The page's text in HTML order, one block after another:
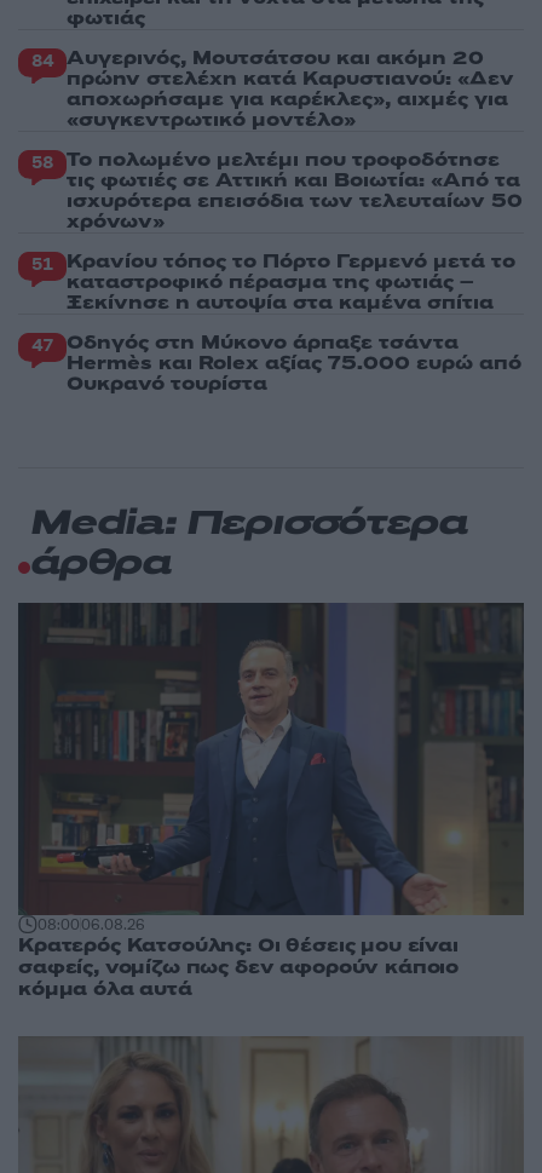
φωτιάς
84 Αυγερινός, Μουτσάτσου και ακόμη 20
πρώην στελέχη κατά Καρυστιανού: «Δεν
αποχωρήσαμε για καρέκλες», αιχμές για
«συγκεντρωτικό μοντέλο»
58 Το πολωμένο μελτέμι που τροφοδότησε
τις φωτιές σε Αττική και Βοιωτία: «Από τα
ισχυρότερα επεισόδια των τελευταίων 50
χρόνων»
51 Κρανίου τόπος το Πόρτο Γερμενό μετά το
καταστροφικό πέρασμα της φωτιάς –
Ξεκίνησε η αυτοψία στα καμένα σπίτια
47 Οδηγός στη Μύκονο άρπαξε τσάντα
Hermès και Rolex αξίας 75.000 ευρώ από
Ουκρανό τουρίστα
Media: Περισσότερα
άρθρα
08:0006.08.26
Κρατερός Κατσούλης: Οι θέσεις μου είναι
σαφείς, νομίζω πως δεν αφορούν κάποιο
κόμμα όλα αυτά